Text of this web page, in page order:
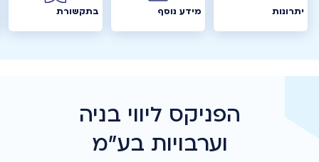
יתרונות מידע נוסף בתקשורת
הפניקס ליווי בניה
וערבויות בע"מ